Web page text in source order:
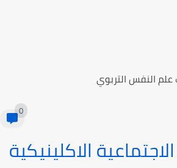
علم النفس التربوي
0
الاكلينيكية